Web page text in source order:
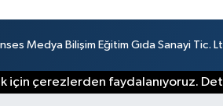
Medya Bilişim Eğitim Gıda Sanayi Tic.
için çerezlerden faydalanıyoruz.